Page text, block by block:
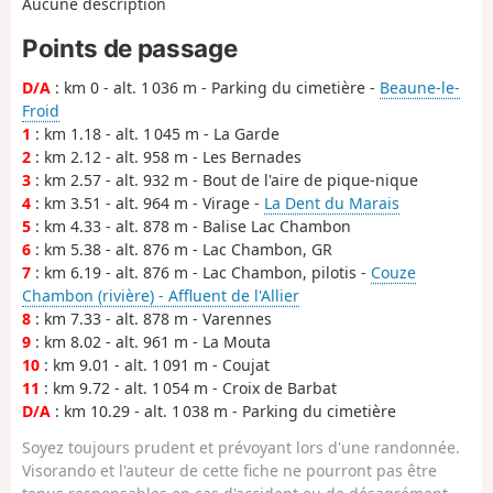
Points de passage
D/A : km 0 - alt. 1 036 m - Parking du cimetière - Beaune-le-
Froid
1 : km 1.18 - alt. 1 045 m - La Garde
2 : km 2.12 - alt. 958 m - Les Bernades
3 : km 2.57 - alt. 932 m - Bout de l'aire de pique-nique
4 : km 3.51 - alt. 964 m - Virage - La Dent du Marais
5 : km 4.33 - alt. 878 m - Balise Lac Chambon
6 : km 5.38 - alt. 876 m - Lac Chambon, GR
7 : km 6.19 - alt. 876 m - Lac Chambon, pilotis - Couze
Chambon (rivière) - Affluent de l'Allier
8 : km 7.33 - alt. 878 m - Varennes
9 : km 8.02 - alt. 961 m - La Mouta
10 : km 9.01 - alt. 1 091 m - Coujat
11 : km 9.72 - alt. 1 054 m - Croix de Barbat
D/A : km 10.29 - alt. 1 038 m - Parking du cimetière
Soyez toujours prudent et prévoyant lors d'une randonnée.
Visorando et l'auteur de cette fiche ne pourront pas être